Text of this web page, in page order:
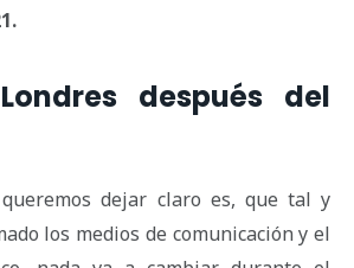
después del
dejar claro es, que tal y
los medios de comunicación y el